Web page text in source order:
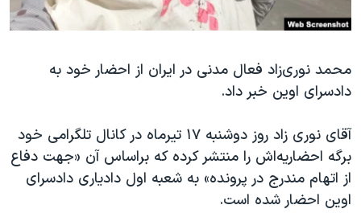
علم و فناوری
گالری عکس
آرشیو پخش زنده
اعتراضات زن، زندگی، آزادی
مجموعه مستندهای دادخواهی
تریبونال مردمی آبان ۹۸
دادگاه حمید نوری
چهل سال گروگان‌گیری
زبانهای مختلف
محمد نوری‌زاد فعال مدنی در ایران از احضار خود به
دادسرای اوین خبر داد.
آقای نوری زاد روز دوشنبه ۱۷ تیرماه در کانال تلگرامی خود
برگه احضاریه‌اش را منتشر کرده که براساس آن «جهت دفاع
از اتهام مندرج در پرونده» به شعبه اول دادیاری دادسرای
اوین احضار شده است.